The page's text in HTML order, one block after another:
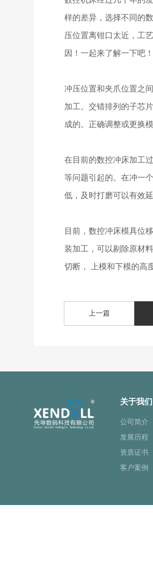
样的差异，选择不同的
压位置离钳口太近，工
因！一起来了解一下吧！
冲压位置和夹爪位置之
加工。交错排列的子芯
成的。正确调整或更换
在目前的数控冲床加工
等问题引起的。在冲一
低，及时打磨可以有效
目前，数控冲床模具位
装加工，可以剔除原材
切断， 上模和下模的高
上一篇
关于我们
公司简介
发展历程
资质证书
客户案例